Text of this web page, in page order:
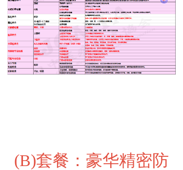
(B)套餐：豪华精密防